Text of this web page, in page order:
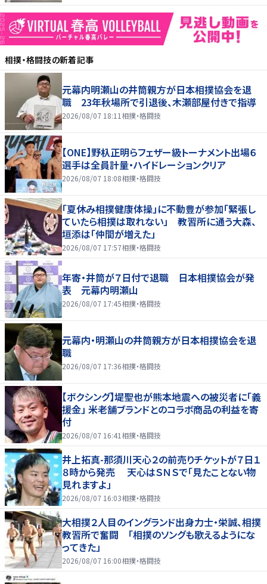
相撲・格闘技の新着記事
元幕内明瀬山の井筒親方が日本相撲協会を退
職 23年秋場所で引退後、木瀬部屋付きで指導
2026/08/07 18:11 相撲・格闘技
【ONE】野杁正明らフェザー級トーナメント出場６
選手は全員計量・ハイドレーションクリア
2026/08/07 18:08相撲・格闘技
「夏休み相撲健康体操」に不動豊が参加「緊張し
ていたら相撲は取れない」 教習所に通う大森、
垣添は「仲間が増えた」
2026/08/07 17:57相撲・格闘技
年寄・井筒が７日付で退職 日本相撲協会が発
表 元幕内明瀬山
2026/08/07 17:45相撲・格闘技
元幕内・明瀬山の井筒親方が日本相撲協会を退
職
2026/08/07 17:36相撲・格闘技
【ボクシング】堤聖也が熊本地震への被災者に「義
援金」 米老舗ブランドとのコラボ商品の利益を寄
付
2026/08/07 16:41 相撲・格闘技
井上拓真-那須川天心２の前売りチケットが７日１
８時から発売 天心はＳＮＳで「見たことない物
見れますよ」
2026/08/07 16:03相撲・格闘技
大相撲２人目のイングランド出身力士・栄誠、相撲
教習所で奮闘 「相撲のソングも歌えるようにな
ってきた」
2026/08/07 16:00相撲・格闘技